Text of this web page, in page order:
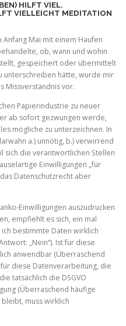
HILFT VIEL.
VIELLEICHT MEDITATION
Mai mit einem Haufen
ob, wann und wohin
gespeichert oder übermittelt
unterschreiben hätte, wurde mir
Missverständnis vor.
Papierindustrie zu neuer
ab sofort gezwungen werde,
mögliche zu unterzeichnen. In
a.) unnötig, b.) verwirrend
sich die verantwortlichen Stellen
Einwilligungen „für
Datenschutzrecht aber
Einwilligungen auszudrucken
empfiehlt es sich, ein mal
bestimmte Daten wirklich
„Nein“). Ist für diese
anwendbar (Überraschend
für diese Datenverarbeitung, die
tatsächlich die DSGVO
(Überraschend häufige
bleibt, muss wirklich